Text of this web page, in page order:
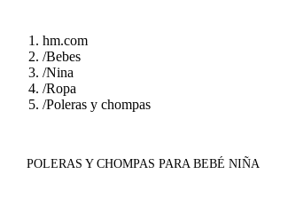
hm.com
/Bebes
/Nina
/Ropa
/Poleras y chompas
POLERAS Y CHOMPAS PARA BEBÉ NIÑA